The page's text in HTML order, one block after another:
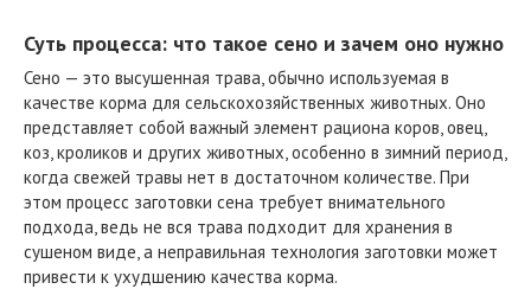
Суть процесса: что такое сено и зачем оно нужно
Сено — это высушенная трава, обычно используемая в
качестве корма для сельскохозяйственных животных. Оно
представляет собой важный элемент рациона коров, овец,
коз, кроликов и других животных, особенно в зимний период,
когда свежей травы нет в достаточном количестве. При
этом процесс заготовки сена требует внимательного
подхода, ведь не вся трава подходит для хранения в
сушеном виде, а неправильная технология заготовки может
привести к ухудшению качества корма.